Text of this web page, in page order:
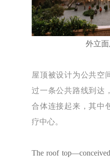
外立
屋顶被设计为公共空
过一条公共路线到达
合体连接起来，其中
疗中心。
The roof